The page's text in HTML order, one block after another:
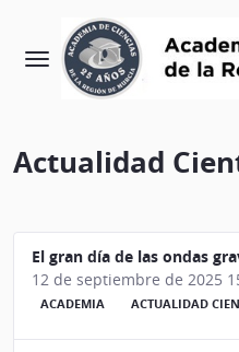
Actualidad
El gran día de las ondas
12 de septiembre de 2025
ACADEMIA ACTUALIDAD